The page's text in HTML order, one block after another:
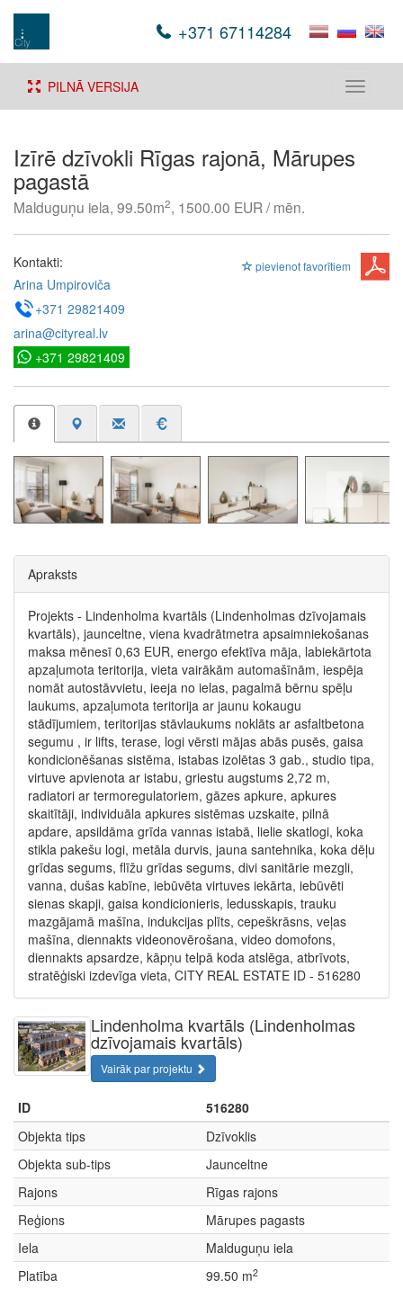
+371 67114284
Toggle
PILNĀ VERSIJA
Izīrē dzīvokli Rīgas rajonā, Mārupes
pagastā
Malduguņu iela, 99.50m2, 1500.00 EUR / mēn.
pievienot favorītiem
Kontakti:
Arina Umpiroviča
+371 29821409
arina@cityreal.lv
+371 29821409
Apraksts
Projekts - Lindenholma kvartāls (Lindenholmas dzīvojamais
kvartāls), jaunceltne, viena kvadrātmetra apsaimniekošanas
maksa mēnesī 0,63 EUR, energo efektīva māja, labiekārtota
apzaļumota teritorija, vieta vairākām automašīnām, iespēja
nomāt autostāvvietu, ieeja no ielas, pagalmā bērnu spēļu
laukums, apzaļumota teritorija ar jaunu kokaugu
stādījumiem, teritorijas stāvlaukums noklāts ar asfaltbetona
segumu , ir lifts, terase, logi vērsti mājas abās pusēs, gaisa
kondicionēšanas sistēma, istabas izolētas 3 gab., studio tipa,
virtuve apvienota ar istabu, griestu augstums 2,72 m,
radiatori ar termoregulatoriem, gāzes apkure, apkures
skaitītāji, individuāla apkures sistēmas uzskaite, pilnā
apdare, apsildāma grīda vannas istabā, lielie skatlogi, koka
stikla pakešu logi, metāla durvis, jauna santehnika, koka dēļu
grīdas segums, flīžu grīdas segums, divi sanitārie mezgli,
vanna, dušas kabīne, iebūvēta virtuves iekārta, iebūvēti
sienas skapji, gaisa kondicionieris, ledusskapis, trauku
mazgājamā mašīna, indukcijas plīts, cepeškrāsns, veļas
mašīna, diennakts videonovērošana, video domofons,
diennakts apsardze, kāpņu telpā koda atslēga, atbrīvots,
stratēģiski izdevīga vieta, CITY REAL ESTATE ID - 516280
Lindenholma kvartāls (Lindenholmas
dzīvojamais kvartāls)
Vairāk par projektu
ID
516280
Objekta tips
Dzīvoklis
Objekta sub-tips
Jaunceltne
Rajons
Rīgas rajons
Reģions
Mārupes pagasts
Iela
Malduguņu iela
Platība
99.50 m2